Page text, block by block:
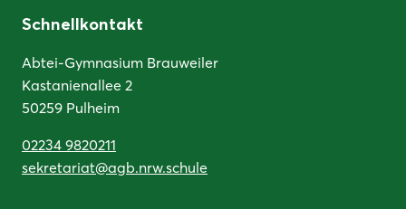
Schnellkontakt
Abtei-Gymnasium Brauweiler
Kastanienallee 2
50259 Pulheim
02234 9820211
sekretariat@agb.nrw.schule